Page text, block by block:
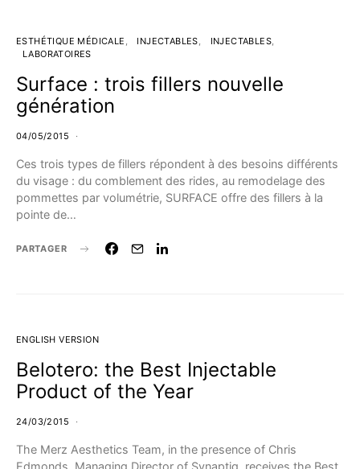
ESTHÉTIQUE MÉDICALE INJECTABLES
INJECTABLES
LABORATOIRES
Surface : trois fillers nouvelle
génération
04/05/2015
Ces trois types de fillers répondent à des besoins différents
du visage : du comblement des rides, au remodelage des
pommettes par volumétrie, SURFACE offre des fillers à la
pointe de…
PARTAGER
ENGLISH VERSION
Belotero: the Best Injectable
Product of the Year
24/03/2015
The Merz Aesthetics Team, in the presence of Chris
Edmonds, Managing Director of Synaptiq, receives the Best